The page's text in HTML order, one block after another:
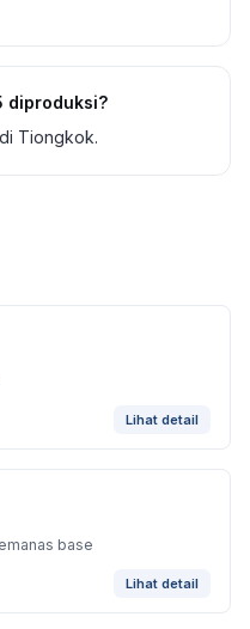
diproduksi?
Tiongkok.
Lihat detail
base
Lihat detail